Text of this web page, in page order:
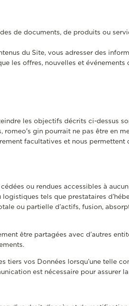
de documents, de produits ou
du Site, vous adresser des
les offres, nouvelles et
les objectifs décrits ci-dessus
gin pourrait ne pas être en
facultatives et nous
ou rendues accessibles à
tels que prestataires
ou partielle d’actifs, fusion,
être partagées avec d’autres
tiers vos Données lorsqu’une telle
est nécessaire pour assurer